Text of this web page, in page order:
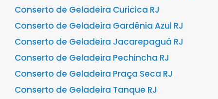
Conserto de Geladeira Curicica RJ
Conserto de Geladeira Gardênia Azul RJ
Conserto de Geladeira Jacarepaguá RJ
Conserto de Geladeira Pechincha RJ
Conserto de Geladeira Praça Seca RJ
Conserto de Geladeira Tanque RJ